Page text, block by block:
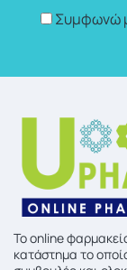
Συμφωνώ
To online
κατάστημα το